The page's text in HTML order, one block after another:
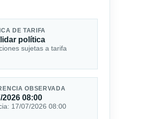
DE TARIFA
política
sujetas a tarifa
OBSERVADA
2026 08:00
17/07/2026 08:00